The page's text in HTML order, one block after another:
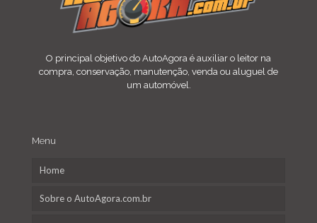
O principal objetivo do AutoAgora é auxiliar o leitor na
compra, conservação, manutenção, venda ou aluguel de
um automóvel.
Menu
Home
Sobre o AutoAgora.com.br